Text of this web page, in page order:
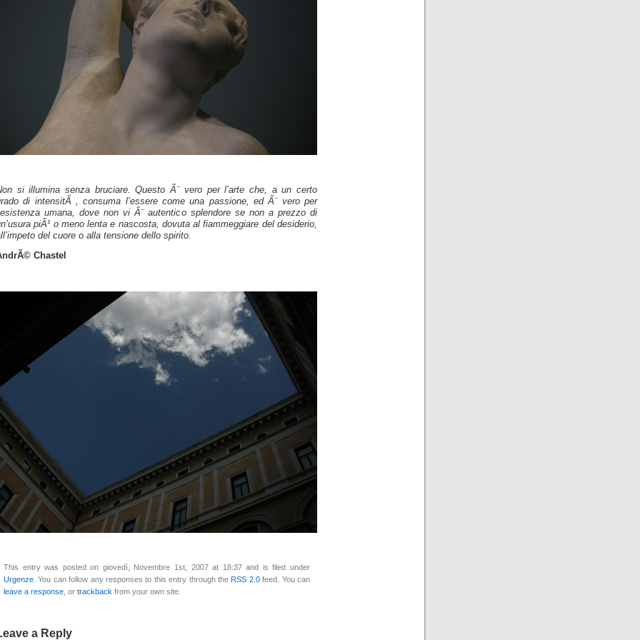
si illumina senza bruciare. Questo Ã¨ vero per l’arte che, a un certo
di intensitÃ , consuma l’essere come una passione, ed Ã¨ vero per
umana, dove non vi Ã¨ autentico splendore se non a prezzo di
piÃ¹ o meno lenta e nascosta, dovuta al fiammeggiare del desiderio,
del cuore o alla tensione dello spirito.
Chastel
This entry was posted on giovedì, Novembre 1st, 2007 at 18:37 and is filed under
Urgenze . You can follow any responses to this entry through theRSS 2.0feed. You can
leave a response , or trackback from your own site.
a Reply